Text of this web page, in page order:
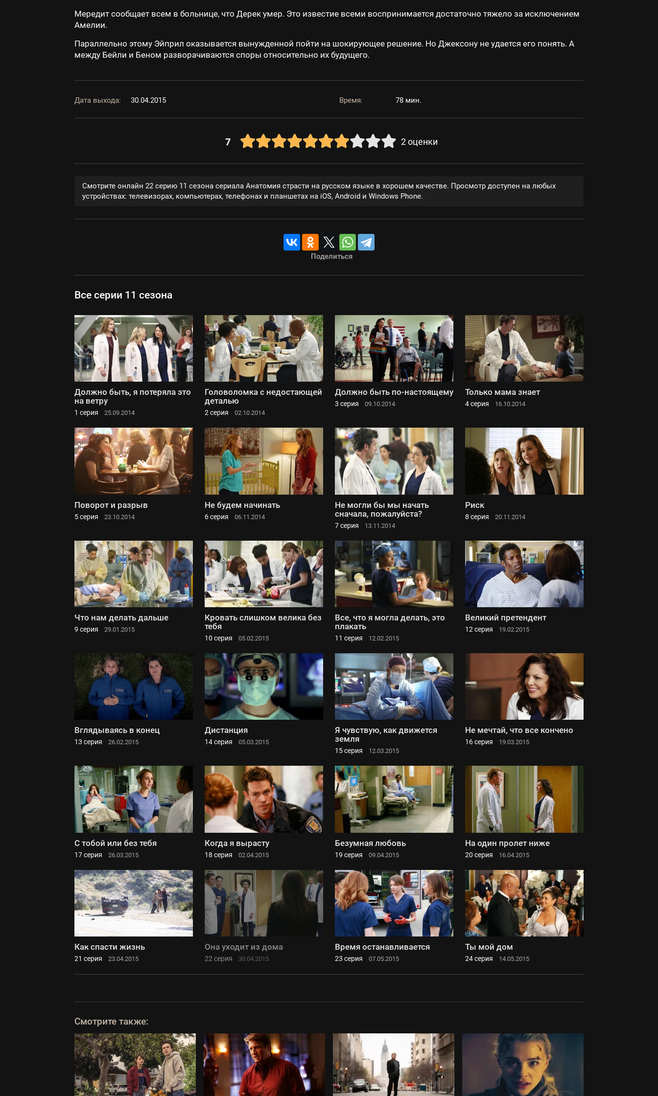
Мередит сообщает всем в больнице, что Дерек умер. Это известие всеми воспринимается достаточно тяжело за исключением
Амелии.
Параллельно этому Эйприл оказывается вынужденной пойти на шокирующее решение. Но Джексону не удается его понять. А
между Бейли и Беном разворачиваются споры относительно их будущего.
Дата выхода: 30.04.2015 Время: 78 мин.
7 2 оценки
Смотрите онлайн 22 серию 11 сезона сериала Анатомия страсти на русском языке в хорошем качестве. Просмотр доступен на любых
устройствах: телевизорах, компьютерах, телефонах и планшетах на iOS, Android и Windows Phone.
Поделиться
Все серии 11 сезона
Должно быть, я потеряла это
на ветру
1 серия 25.09.2014
Головоломка с недостающей
деталью
2 серия 02.10.2014
Должно быть по-настоящему
3 серия 09.10.2014
Только мама знает
4 серия 16.10.2014
Поворот и разрыв
5 серия 23.10.2014
Не будем начинать
6 серия 06.11.2014
Не могли бы мы начать
сначала, пожалуйста?
7 серия 13.11.2014
Риск
8 серия 20.11.2014
Что нам делать дальше
9 серия 29.01.2015
Кровать слишком велика без
тебя
10 серия 05.02.2015
Все, что я могла делать, это
плакать
11 серия 12.02.2015
Великий претендент
12 серия 19.02.2015
Вглядываясь в конец
13 серия 26.02.2015
Дистанция
14 серия 05.03.2015
Я чувствую, как движется
земля
15 серия 12.03.2015
Не мечтай, что все кончено
16 серия 19.03.2015
С тобой или без тебя
17 серия 26.03.2015
Когда я вырасту
18 серия 02.04.2015
Безумная любовь
19 серия 09.04.2015
На один пролет ниже
20 серия 16.04.2015
Как спасти жизнь
21 серия 23.04.2015
Она уходит из дома
22 серия 30.04.2015
Время останавливается
23 серия 07.05.2015
Ты мой дом
24 серия 14.05.2015
Смотрите также: